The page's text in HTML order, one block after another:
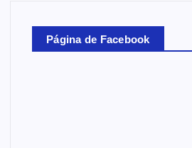
Página de Facebook